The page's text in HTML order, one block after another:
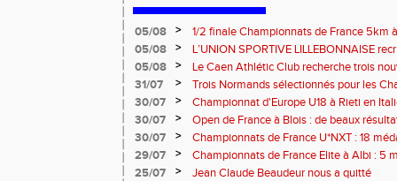
05/08 >
1/2 finale Championnats de France 5km
13 septembre 2026 : les informations
05/08 >
L’UNION SPORTIVE LILLEBONNAISE
rentrée 2026
05/08 >
Le Caen Athlétic Club recherche trois
civique à compter de septembre 2026
31/07 >
Trois Normands sélectionnés pour les
Eugene !
30/07 >
Championnat d'Europe U18 à Rieti en
normands
30/07 >
Open de France à Blois : de beaux
30/07
>
Championnats de France U*NXT : 18
29/07
>
Championnats de France Elite à Albi : 5
titres !
25/07 >
Jean Claude Beaudeur nous a quitté